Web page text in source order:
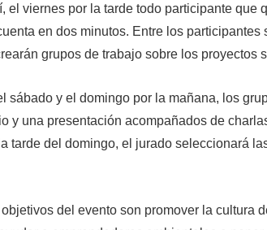
el viernes por la tarde todo participante que
en dos minutos. Entre los participantes
grupos de trabajo sobre los proyectos
sábado y el domingo por la mañana, los
y una presentación acompañados de
tarde del domingo, el jurado seleccionará
del evento son promover la cultura